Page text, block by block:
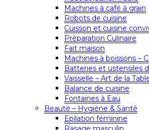
Machines à café à grain
Robots de cuisine
Cuisson et cuisine
Préparation Culinaire
Fait maison
Machines à boissons –
Batteries et ustensiles
Vaisselle – Art de la
Balance de cuisine
Fontaines à Eau
Beauté – Hygiène & Santé
Epilation féminine